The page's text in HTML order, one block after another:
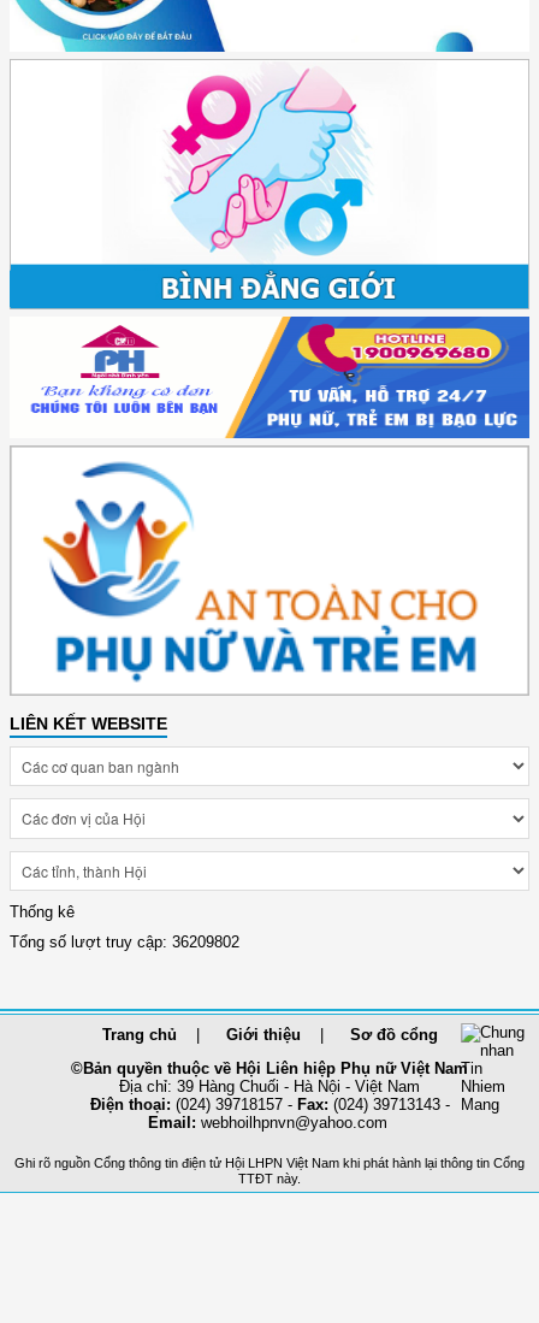
LIÊN KẾT WEBSITE
Thống kê
Tổng số lượt truy cập: 36209802
Trang chủ Giới thiệu
Sơ đồ cổng
©Bản quyền thuộc về Hội Liên hiệp Phụ nữ Việt Nam
Địa chỉ: 39 Hàng Chuối - Hà Nội - Việt Nam
Điện thoại: (024) 39718157 - Fax: (024) 39713143 -
Email: webhoilhpnvn@yahoo.com
Ghi rõ nguồn Cổng thông tin điện tử Hội LHPN Việt Nam khi phát hành lại thông tin Cổng
TTĐT này.